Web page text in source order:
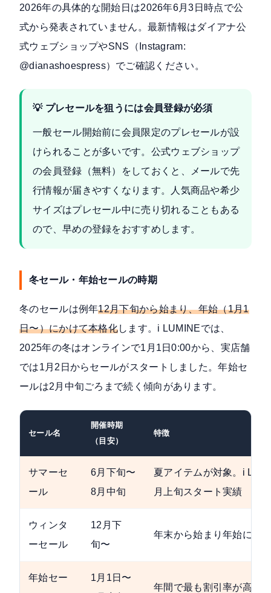
2026年の具体的な開始日は2026年6月3日時点で公
式から発表されていません。最新情報はダイアナ公
式ウェブショップやSNS（Instagram:
@dianashoespress）でご確認ください。
💡 プレセールを狙うには会員登録が必須
一般セール開始前に会員限定のプレセールが設
けられることが多いです。公式ウェブショップ
の会員登録（無料）をしておくと、メールで先
行情報が届きやすくなります。人気商品や希少
サイズはプレセール中に売り切れることもある
ので、早めの登録をおすすめします。
冬セール・年始セールの時期
冬のセールは例年12月下旬から始まり、年始（1月1
日〜）にかけて本格化します。i LUMINEでは、
2025年の冬はオンラインで1月1日0:00から、実店舗
では1月2日からセールがスタートしました。年始セ
ールは2月中旬ごろまで続く傾向があります。
セール名
開催時期
（目安）
特徴
サマーセ
ール
6月下旬〜
8月中旬
夏アイテムが対象。i
月上旬スタート実績
ウィンタ
ーセール
12月下
旬〜
年末から始まり年始に本
年始セー
1月1日〜
年間で最も割引率が高い